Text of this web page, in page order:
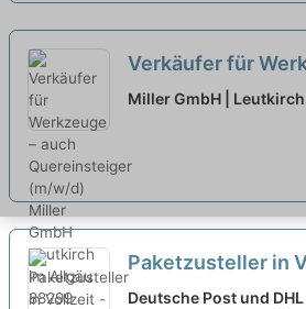
Verkäufer für
Quereinsteiger
Miller GmbH |
Paketzusteller in
Quereinsteiger
Deutsche Post und